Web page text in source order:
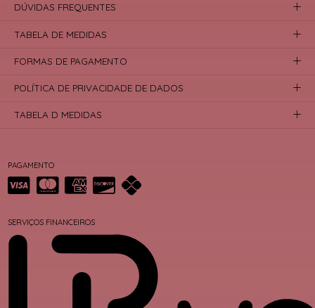
PAGAMENTO
SERVIÇOS FINANCEIROS
DÚVIDAS FREQUENTES
TABELA DE MEDIDAS
FORMAS DE PAGAMENTO
POLÍTICA DE PRIVACIDADE DE DADOS
TABELA D MEDIDAS